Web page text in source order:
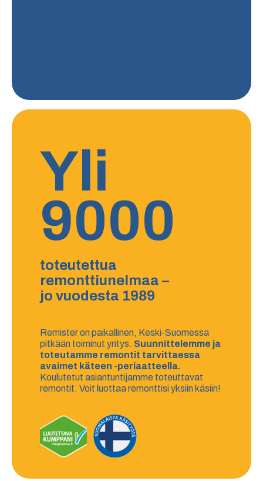
Yli
9000
toteutettua
remonttiunelmaa –
jo vuodesta 1989
Remister on paikallinen, Keski-Suomessa
pitkään toiminut yritys. Suunnittelemme ja
toteutamme remontit tarvittaessa
avaimet käteen -periaatteella.
Koulutetut asiantuntijamme toteuttavat
remontit. Voit luottaa remonttisi yksiin käsiin!